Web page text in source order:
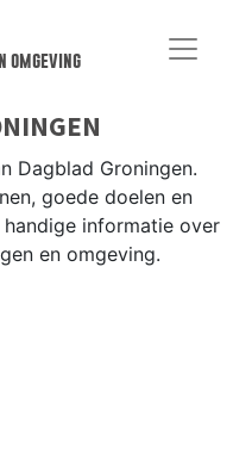
omgeving
Dagblad Groningen.
goede doelen en
informatie over
en omgeving.